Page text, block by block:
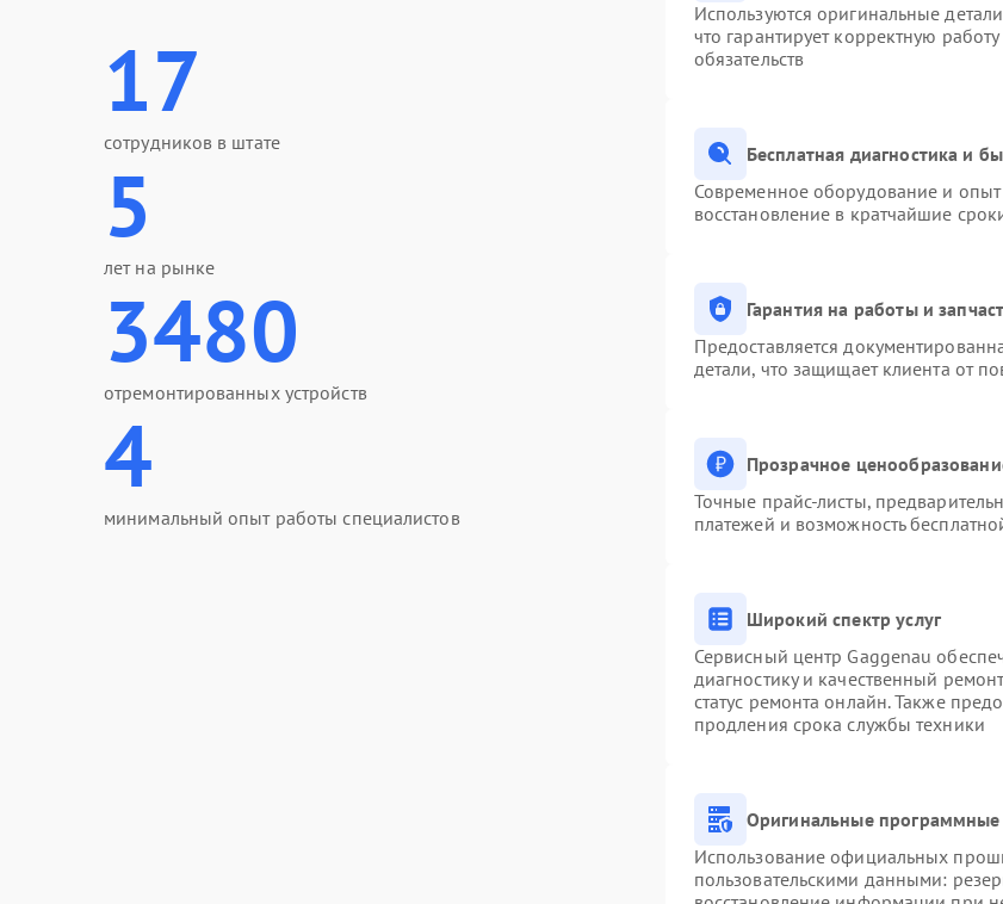
17
сотрудников в штате
5
лет на рынке
3480
отремонтированных устройств
4
минимальный опыт работы специалистов
Используются оригинальные
что гарантирует корректную
обязательств
Бесплатная диагностика и
Современное оборудование и опыт
восстановление в кратчайшие
Гарантия на работы и
Предоставляется
детали, что защищает клиента от
Прозрачное
Точные прайс-листы,
платежей и возможность
Широкий спектр услуг
Сервисный центр Gaggenau
диагностику и качественный
статус ремонта онлайн. Также
продления срока службы техники
Оригинальные
Использование официальных
пользовательскими данными: